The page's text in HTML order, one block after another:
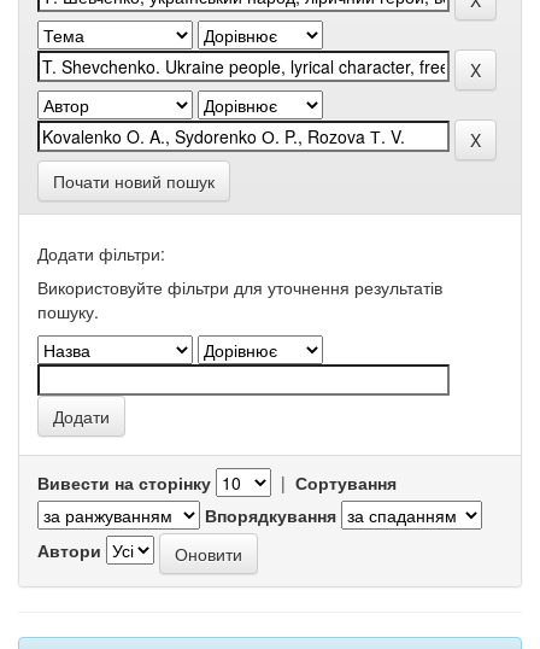
Почати новий пошук
Додати фільтри:
Використовуйте фільтри для уточнення результатів
пошуку.
Вивести на сторінку | Сортування
Впорядкування
Автори